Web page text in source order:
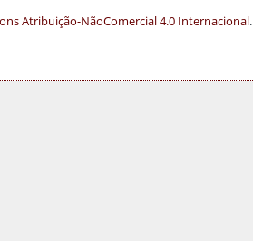
Atribuição-NãoComercial 4.0 Internacional.